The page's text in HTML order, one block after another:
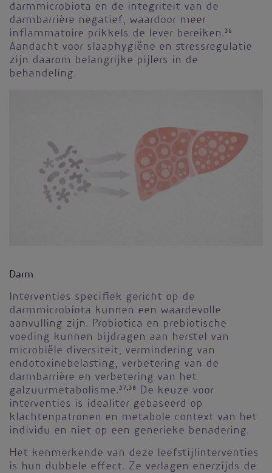
darmmicrobiota en de integriteit van de
darmbarrière negatief, waardoor meer
inflammatoire prikkels de lever bereiken.36
Aandacht voor slaaphygiëne en stressregulatie
zijn daarom belangrijke pijlers in de
behandeling.
Darm
Interventies specifiek gericht op de
darmmicrobiota kunnen een waardevolle
aanvulling zijn. Probiotica en prebiotische
voeding kunnen bijdragen aan herstel van
microbiële diversiteit, vermindering van
endotoxinebelasting, verbetering van de
darmbarrière en verbetering van het
galzuurmetabolisme.37,38 De keuze voor
interventies is idealiter gebaseerd op
klachtenpatronen en metabole context van het
individu en niet op een generieke benadering.
Het kenmerkende van deze leefstijlinterventies
is hun dubbele effect. Ze verlagen enerzijds de